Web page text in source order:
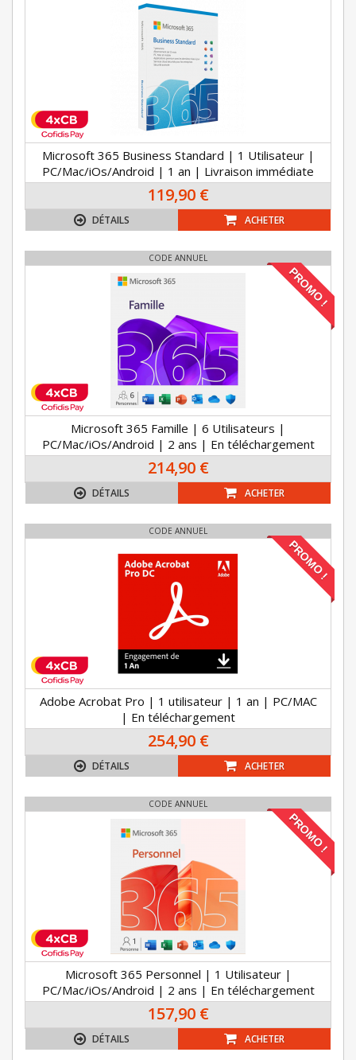
Microsoft 365 Business Standard | 1 Utilisateur |
PC/Mac/iOs/Android | 1 an | Livraison immédiate
119,90 €
DÉTAILS ACHETER
CODE ANNUEL
PROMO !
Microsoft 365 Famille | 6 Utilisateurs |
PC/Mac/iOs/Android | 2 ans | En téléchargement
214,90 €
DÉTAILS ACHETER
CODE ANNUEL
PROMO !
Adobe Acrobat Pro | 1 utilisateur | 1 an | PC/MAC
| En téléchargement
254,90 €
DÉTAILS ACHETER
CODE ANNUEL
PROMO !
Microsoft 365 Personnel | 1 Utilisateur |
PC/Mac/iOs/Android | 2 ans | En téléchargement
157,90 €
DÉTAILS ACHETER